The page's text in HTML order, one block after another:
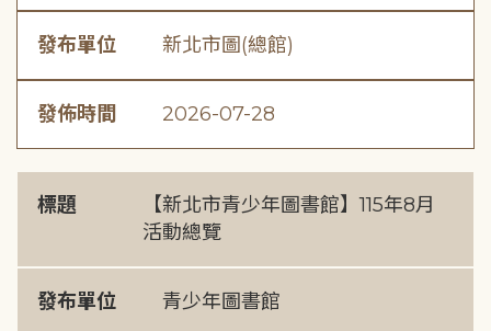
發布單位 新北市圖(總館)
發佈時間 2026-07-28
標題
【新北市青少年圖書館】115年8月
活動總覽
發布單位 青少年圖書館